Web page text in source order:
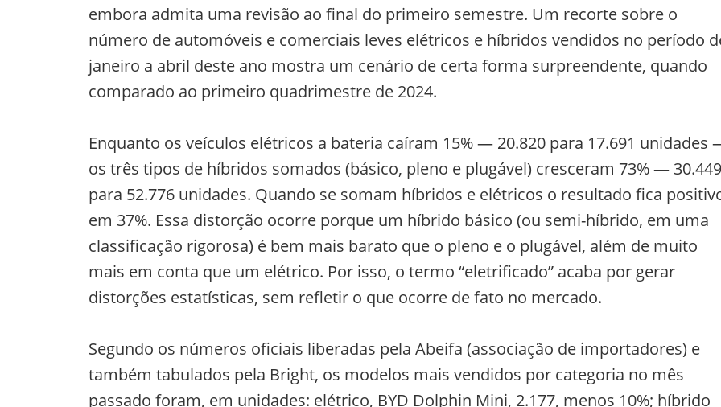
embora admita uma revisão ao final do primeiro semestre. Um recorte sobre o
número de automóveis e comerciais leves elétricos e híbridos vendidos no período
janeiro a abril deste ano mostra um cenário de certa forma surpreendente, quando
comparado ao primeiro quadrimestre de 2024.
Enquanto os veículos elétricos a bateria caíram 15% — 20.820 para 17.691 unidades
os três tipos de híbridos somados (básico, pleno e plugável) cresceram 73% — 30.449
para 52.776 unidades. Quando se somam híbridos e elétricos o resultado fica
em 37%. Essa distorção ocorre porque um híbrido básico (ou semi-híbrido, em uma
classificação rigorosa) é bem mais barato que o pleno e o plugável, além de muito
mais em conta que um elétrico. Por isso, o termo “eletrificado” acaba por gerar
distorções estatísticas, sem refletir o que ocorre de fato no mercado.
Segundo os números oficiais liberadas pela Abeifa (associação de importadores) e
também tabulados pela Bright, os modelos mais vendidos por categoria no mês
passado foram, em unidades: elétrico, BYD Dolphin Mini, 2.177, menos 10%; híbrido